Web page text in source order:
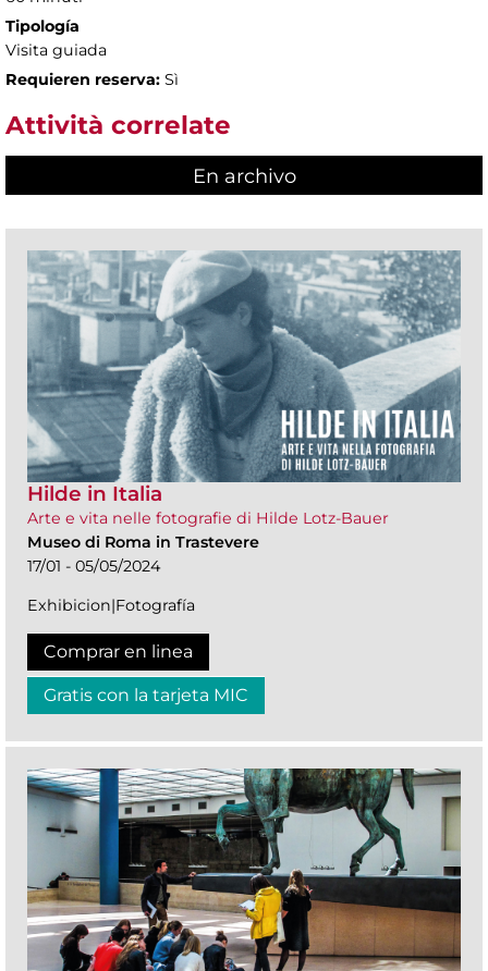
Tipología
Visita guiada
Requieren reserva: Sì
Attività correlate
En archivo
Hilde in Italia
Arte e vita nelle fotografie di Hilde Lotz-Bauer
Museo di Roma in Trastevere
17/01 - 05/05/2024
Exhibicion|Fotografía
Comprar en linea
Gratis con la tarjeta MIC